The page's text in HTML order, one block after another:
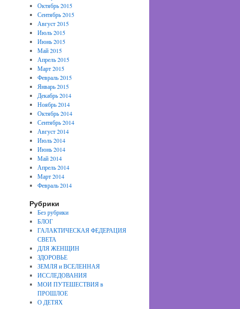
Октябрь 2015
Сентябрь 2015
Август 2015
Июль 2015
Июнь 2015
Май 2015
Апрель 2015
Март 2015
Февраль 2015
Январь 2015
Декабрь 2014
Ноябрь 2014
Октябрь 2014
Сентябрь 2014
Август 2014
Июль 2014
Июнь 2014
Май 2014
Апрель 2014
Март 2014
Февраль 2014
Рубрики
Без рубрики
БЛОГ
ГАЛАКТИЧЕСКАЯ ФЕДЕРАЦИЯ
СВЕТА
ДЛЯ ЖЕНЩИН
ЗДОРОВЬЕ
ЗЕМЛЯ и ВСЕЛЕННАЯ
ИССЛЕДОВАНИЯ
МОИ ПУТЕШЕСТВИЯ в
ПРОШЛОЕ
О ДЕТЯХ